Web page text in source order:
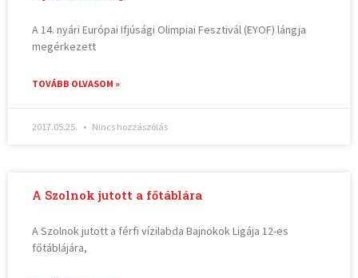
A 14. nyári Európai Ifjúsági Olimpiai Fesztivál (EYOF) lángja
megérkezett
TOVÁBB OLVASOM »
2017.05.25. Nincs hozzászólás
A Szolnok jutott a főtáblára
A Szolnok jutott a férfi vízilabda Bajnokok Ligája 12-es
főtáblájára,